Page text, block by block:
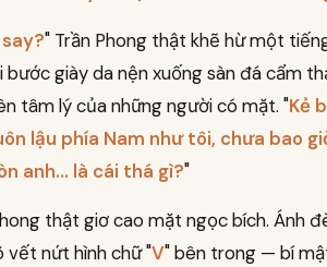
say?" Trần Phong thật khẽ hừ một
bước giày da nện xuống sàn đá cẩm
tâm lý của những người có mặt. "Kẻ
lậu phía Nam như tôi, chưa bao
anh... là cái thá gì?"
thật giơ cao mặt ngọc bích. Ánh
vết nứt hình chữ "V" bên trong — bí